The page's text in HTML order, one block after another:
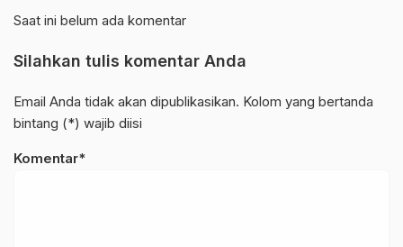
Saat ini belum ada komentar
Silahkan tulis komentar Anda
Email Anda tidak akan dipublikasikan. Kolom yang bertanda
bintang (*) wajib diisi
Komentar*